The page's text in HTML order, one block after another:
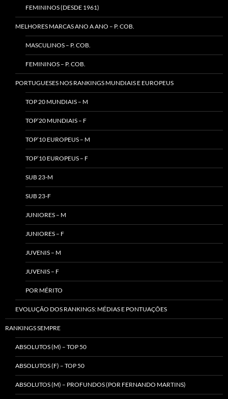
FEMININOS (DESDE 1961)
MELHORES MARCAS ANO A ANO – P. COB.
MASCULINOS – P. COB.
FEMININOS – P. COB.
PORTUGUESES NOS RANKINGS MUNDIAIS E EUROPEUS
TOP 20 MUNDIAIS – M
TOP’20 MUNDIAIS – F
TOP’10 EUROPEUS – M
TOP’10 EUROPEUS – F
SUB 23-M
SUB 23-F
JUNIORES – M
JUNIORES – F
JUVENIS – M
JUVENIS – F
POR MÉRITO
EVOLUÇÃO DOS RANKINGS: MÉDIAS E PONTUAÇÕES
RANKINGS SEMPRE
ABSOLUTOS (M) – TOP 50
ABSOLUTOS (F) – TOP 50
ABSOLUTOS (M) – PROFUNDOS (POR FERNANDO MARTINS)